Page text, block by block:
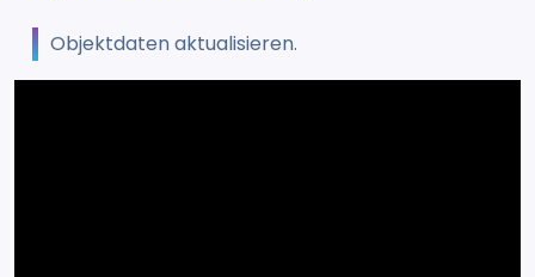
Objektdaten aktualisieren.